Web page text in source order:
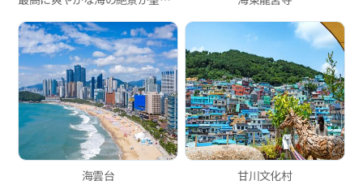
海雲台 甘川文化村